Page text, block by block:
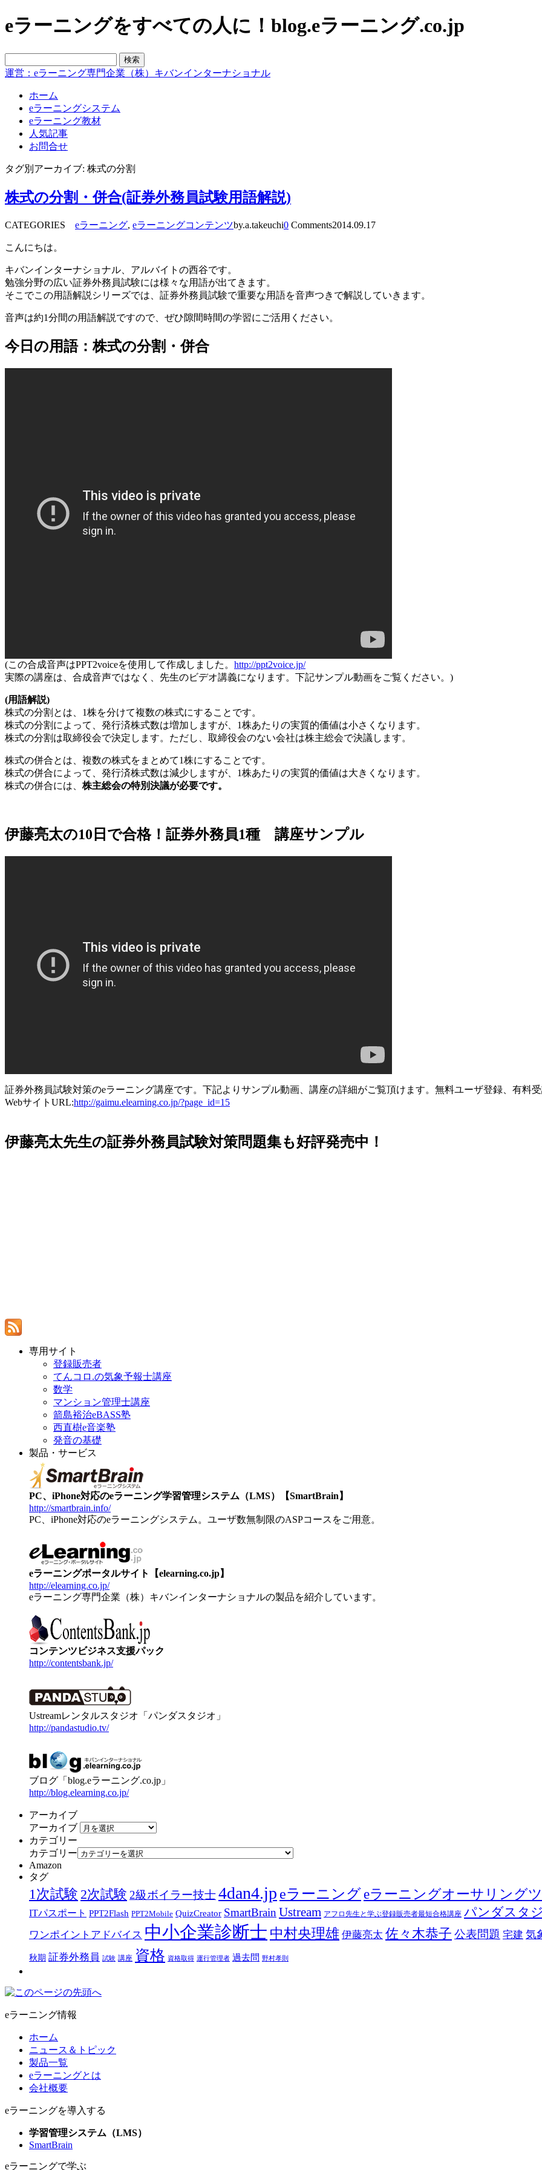
eラーニングをすべての人に！blog.eラーニング.co.jp
運営：eラーニング専門企業（株）キバンインターナショナル
ホーム
eラーニングシステム
eラーニング教材
人気記事
お問合せ
タグ別アーカイブ: 株式の分割
株式の分割・併合(証券外務員試験用語解説)
CATEGORIES eラーニング, eラーニングコンテンツby.a.takeuchi0 Comments2014.09.17
こんにちは。
キバンインターナショナル、アルバイトの西谷です。
勉強分野の広い証券外務員試験には様々な用語が出てきます。
そこでこの用語解説シリーズでは、証券外務員試験で重要な用語を音声つきで解説していきます。
音声は約1分間の用語解説ですので、ぜひ隙間時間の学習にご活用ください。
今日の用語：株式の分割・併合
(この合成音声はPPT2voiceを使用して作成しました。 http://ppt2voice.jp/
実際の講座は、合成音声ではなく、先生のビデオ講義になります。下記サンプル動画をご覧ください。)
(用語解説)
株式の分割とは、1株を分けて複数の株式にすることです。
株式の分割によって、発行済株式数は増加しますが、1株あたりの実質的価値は小さくなります。
株式の分割は取締役会で決定します。ただし、取締役会のない会社は株主総会で決議します。
株式の併合とは、複数の株式をまとめて1株にすることです。
株式の併合によって、発行済株式数は減少しますが、1株あたりの実質的価値は大きくなります。
株式の併合には、 株主総会の特別決議が必要です。
伊藤亮太の10日で合格！証券外務員1種 講座サンプル
証券外務員試験対策のeラーニング講座です。下記よりサンプル動画、講座の詳細がご覧頂けます。無料ユーザ登録、有料受
WebサイトURL:http://gaimu.elearning.co.jp/?page_id=15
伊藤亮太先生の証券外務員試験対策問題集も好評発売中！
専用サイト
登録販売者
てんコロ.の気象予報士講座
数学
マンション管理士講座
箭島裕治eBASS塾
西直樹e音楽塾
発音の基礎
製品・サービス
PC、iPhone対応のeラーニング学習管理システム（LMS）【SmartBrain】
http://smartbrain.info/
PC、iPhone対応のeラーニングシステム。ユーザ数無制限のASPコースをご用意。
eラーニングポータルサイト【elearning.co.jp】
http://elearning.co.jp/
eラーニング専門企業（株）キバンインターナショナルの製品を紹介しています。
コンテンツビジネス支援パック
http://contentsbank.jp/
Ustreamレンタルスタジオ「パンダスタジオ」
http://pandastudio.tv/
ブログ「blog.eラーニング.co.jp」
http://blog.elearning.co.jp/
アーカイブ
アーカイブ
カテゴリー
カテゴリー
Amazon
タグ
1次試験 2次試験 2級ボイラー技士4dan4.jp eラーニング eラーニングオーサリング
ITパスポート PPT2Flash PPT2Mobile QuizCreator SmartBrain Ustream アフロ先生と学ぶ登録販売者最短合格講座 パンダスタ
ワンポイントアドバイス 中小企業診断士 中村央理雄 伊藤亮太 佐々木恭子 公表問題 宅建 気
秋期 証券外務員 試験 講座 資格 資格取得 運行管理者 過去問 野村孝則
eラーニング情報
ホーム
ニュース＆トピック
製品一覧
eラーニングとは
会社概要
eラーニングを導入する
学習管理システム（LMS）
SmartBrain
eラーニングで学ぶ